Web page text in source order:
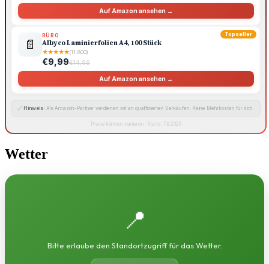
Auf Amazon ansehen →
Topseller
📄
BÜRO
Albyco Laminierfolien A4, 100 Stück
★★★★★(11.800)
€9,99€14,99
Auf Amazon ansehen →
🔗 Hinweis: Als Amazon-Partner verdienen wir an qualifizierten Verkäufen. Keine Mehrkosten für dich.
Preise können variieren · Stand: 7.8.2026
Wetter
📍
Bitte erlaube den Standortzugriff für das Wetter.